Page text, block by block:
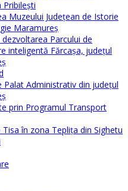
Pribilești
Muzeului Județean de Istorie
Maramureș
dezvoltarea Parcului de
inteligentă Fărcașa, județul
Palat Administrativ din județul
prin Programul Transport
Tisa în zona Teplița din Sighetu